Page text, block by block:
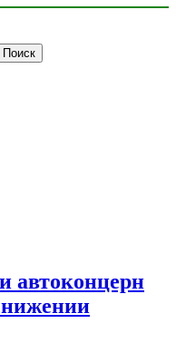
автоконцерн